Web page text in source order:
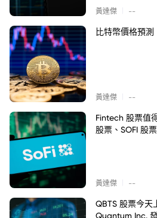
黃達傑 --
比特幣價格預測
黃達傑 --
Fintech 股票值
股票、SOFI 股票
黃達傑 --
QBTS 股票今天
Quantum Inc.